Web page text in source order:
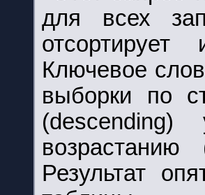
для всех
Ключевое
выборки по
Результат